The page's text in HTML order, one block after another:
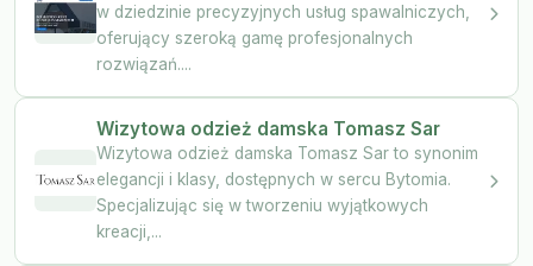
w dziedzinie precyzyjnych usług spawalniczych,
oferujący szeroką gamę profesjonalnych
rozwiązań....
Wizytowa odzież damska Tomasz Sar
Wizytowa odzież damska Tomasz Sar to synonim
elegancji i klasy, dostępnych w sercu Bytomia.
Specjalizując się w tworzeniu wyjątkowych
kreacji,...